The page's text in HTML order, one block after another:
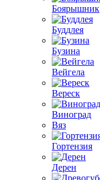
Боярышник
Буддлея
Бузина
Вейгела
Вереск
Виноград
Вяз
Гортензия
Дерен